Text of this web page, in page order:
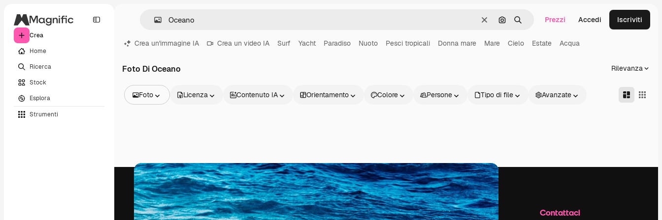
Crea
Home
Ricerca
Stock
Esplora
Strumenti
CancellaCerca per immagine
Ricerca Prezzi Accedi Iscriviti
Crea un'immagine IA Crea un video IA Surf Yacht Paradiso Nuoto Pesci tropicali Donna mare Mare Cielo Estate Acqua
Foto Di Oceano Rilevanza
Foto
Video
Clip video
Motion graphic
Modelli di video
Icone
Modelli 3D
Font
Licenza Contenuto IA Orientamento Colore Persone Tipo di file Avanzate
Prodotti Inizia Azienda Contattaci